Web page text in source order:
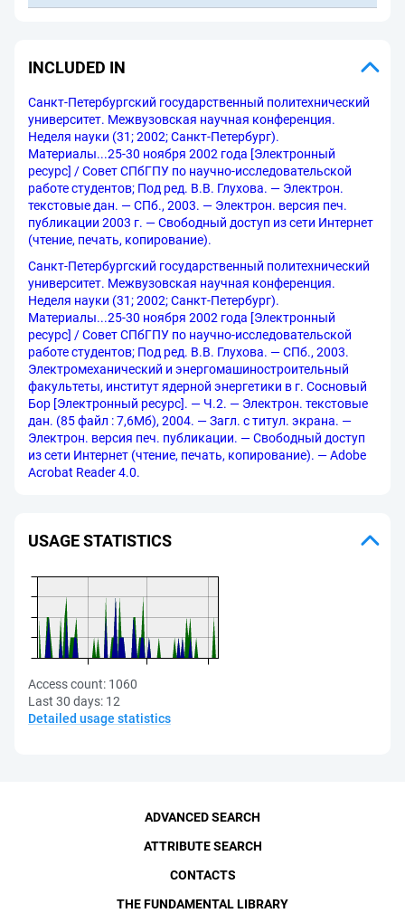
INCLUDED IN
Санкт-Петербургский государственный политехнический
университет. Межвузовская научная конференция.
Неделя науки (31; 2002; Санкт-Петербург).
Материалы...25-30 ноября 2002 года [Электронный
ресурс] / Совет СПбГПУ по научно-исследовательской
работе студентов; Под ред. В.В. Глухова. — Электрон.
текстовые дан. — СПб., 2003. — Электрон. версия печ.
публикации 2003 г. — Свободный доступ из сети Интернет
(чтение, печать, копирование).
Санкт-Петербургский государственный политехнический
университет. Межвузовская научная конференция.
Неделя науки (31; 2002; Санкт-Петербург).
Материалы...25-30 ноября 2002 года [Электронный
ресурс] / Совет СПбГПУ по научно-исследовательской
работе студентов; Под ред. В.В. Глухова. — СПб., 2003.
Электромеханический и энергомашиностроительный
факультеты, институт ядерной энергетики в г. Сосновый
Бор [Электронный ресурс]. — Ч.2. — Электрон. текстовые
дан. (85 файл : 7,6Мб), 2004. — Загл. с титул. экрана. —
Электрон. версия печ. публикации. — Свободный доступ
из сети Интернет (чтение, печать, копирование). — Adobe
Acrobat Reader 4.0.
USAGE STATISTICS
Access count: 1060
Last 30 days: 12
Detailed usage statistics
ADVANCED SEARCH
ATTRIBUTE SEARCH
CONTACTS
THE FUNDAMENTAL LIBRARY